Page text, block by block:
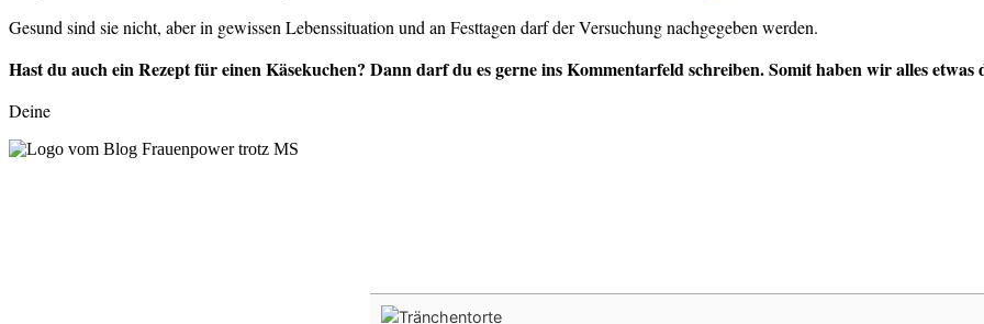
Gesund sind sie nicht, aber in gewissen Lebenssituation und an Festtagen darf der Versuchung nachgegeben werden.
Hast du auch ein Rezept für einen Käsekuchen? Dann darf du es gerne ins Kommentarfeld schreiben. Somit haben wir alles etwas
Deine